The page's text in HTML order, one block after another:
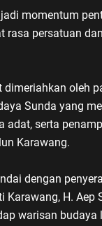
momentum
rasa persatuan
dimeriahkan oleh
Sunda yang
adat, serta
Karawang.
dengan
Karawang, H.
warisan